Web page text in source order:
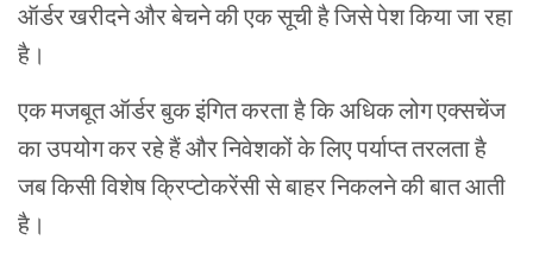
ऑर्डरखरीदनेऔरबेचनेकीएकसूचीहैजिसेपेशकियाजारहा
है।
एकमजबूतऑर्डरबुकइंगितकरताहैकिअधिकलोगएक्सचेंज
काउपयोगकररहेहैंऔरनिवेशकोंकेलिएपर्याप्ततरलताहै
जबकिसीविशेषक्रिप्टोकरेंसीसेबाहरनिकलनेकीबातआती
है।